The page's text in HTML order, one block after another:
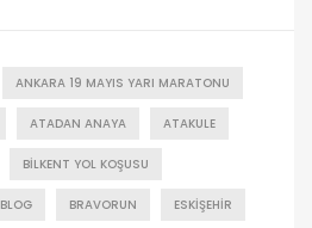
ANKARA 19 MAYIS YARI MARATONU
ATADAN ANAYA ATAKULE
BILKENT YOL KOŞUSU
BLOG BRAVORUN ESKIŞEHIR